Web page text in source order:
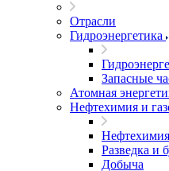
Отрасли
Гидроэнергетика
Запасные
Атомная
Нефтехимия и
Разведка и
Добыча